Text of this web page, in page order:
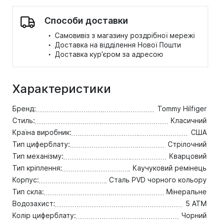
Способи доставки
· Самовивіз з магазину роздрібної мережі
· Доставка на відділення Нової Пошти
· Доставка кур’єром за адресою
Характеристики
Бренд:
Tommy Hilfiger
Стиль:
Класичний
Країна виробник:
США
Тип циферблату:
Стрілочний
Тип механізму:
Кварцовий
Тип кріплення:
Каучуковий ремінець
Корпус:
Сталь PVD чорного кольору
Тип скла:
Мінеральне
Водозахист:
5 ATM
Колір циферблату:
Чорний